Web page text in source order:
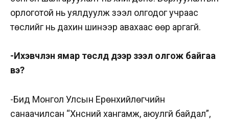
орлоготой нь уялдуулж зээл олгодог учраас
төслийг нь дахин шинээр авахаас өөр аргагүй.
-Ихэвчлэн ямар төслүүд дээр зээл олгож байгаа
вэ?
-Бид Монгол Улсын Ерөнхийлөгчийн
санаачилсан “Хүнсний хангамж, аюулгүй байдал”,